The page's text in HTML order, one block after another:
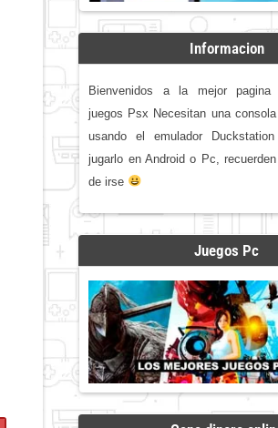
Informacion
Bienvenidos a la mejor pagina
juegos Psx Necesitan una
usando el emulador
jugarlo en Android o Pc,
de irse
Juegos Pc